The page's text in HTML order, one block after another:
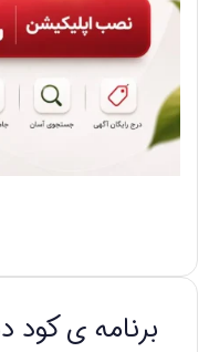
برنامه ی